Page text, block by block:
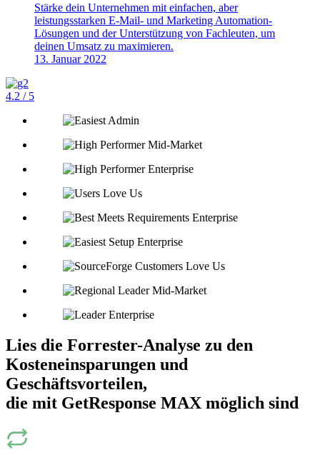
Stärke dein Unternehmen mit einfachen, aber
leistungsstarken E-Mail- und Marketing Automation-
Lösungen und der Unterstützung von Fachleuten, um
deinen Umsatz zu maximieren.
13. Januar 2022
4.2 / 5
Lies die Forrester-Analyse zu den
Kosteneinsparungen und
Geschäftsvorteilen,
die mit GetResponse MAX möglich sind